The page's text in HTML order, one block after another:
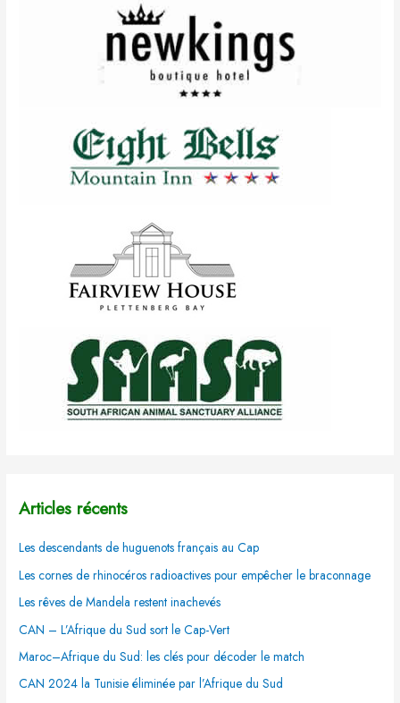
Articles récents
Les descendants de huguenots français au Cap
Les cornes de rhinocéros radioactives pour empêcher le braconnage
Les rêves de Mandela restent inachevés
CAN – L’Afrique du Sud sort le Cap-Vert
Maroc–Afrique du Sud: les clés pour décoder le match
CAN 2024 la Tunisie éliminée par l’Afrique du Sud